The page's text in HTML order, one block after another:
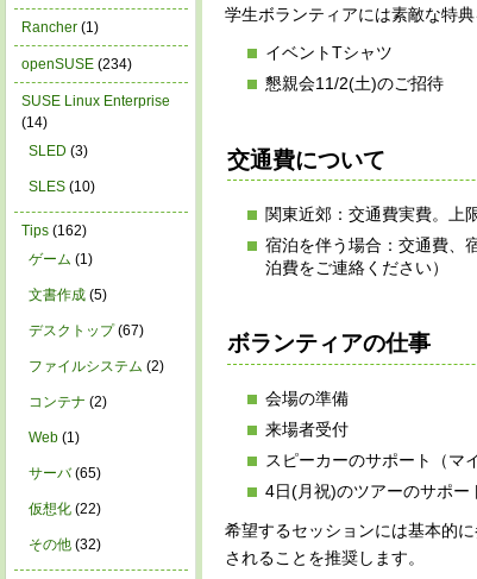
学生ボランティアには素敵な特典
イベントTシャツ
懇親会11/2(土)のご招待
交通費について
関東近郊：交通費実費。上
宿泊を伴う場合：交通費、
泊費をご連絡ください）
ボランティアの仕事
会場の準備
来場者受付
スピーカーのサポート（マ
4日(月祝)のツアーのサポー
希望するセッションには基本的
されることを推奨します。
Rancher (1)
openSUSE (234)
SUSE Linux Enterprise
(14)
SLED (3)
SLES (10)
Tips (162)
ゲーム (1)
文書作成 (5)
デスクトップ(67)
ファイルシステム (2)
コンテナ (2)
Web (1)
サーバ(65)
仮想化 (22)
その他 (32)